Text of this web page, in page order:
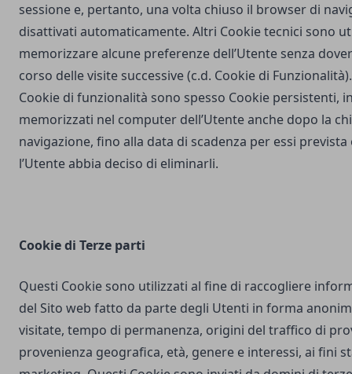
sessione e, pertanto, una volta chiuso il browser di
disattivati automaticamente. Altri Cookie tecnici sono
memorizzare alcune preferenze dell’Utente senza
corso delle visite successive (c.d. Cookie di
Cookie di funzionalità sono spesso Cookie persistenti,
memorizzati nel computer dell’Utente anche dopo la
navigazione, fino alla data di scadenza per essi
l’Utente abbia deciso di eliminarli.
Cookie di Terze parti
Questi Cookie sono utilizzati al fine di raccogliere
del Sito web fatto da parte degli Utenti in forma
visitate, tempo di permanenza, origini del traffico di
provenienza geografica, età, genere e interessi, ai fini